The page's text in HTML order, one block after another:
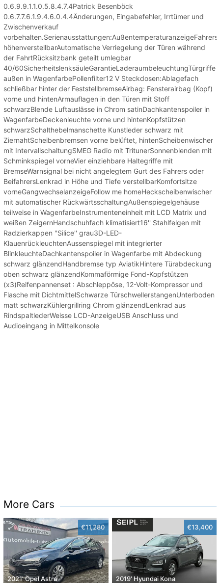
0.6.9.9.1.1.0.5.8.4.7.4Patrick Besenböck
0.6.7.7.6.1.9.4.6.0.4.4Änderungen, Eingabefehler, Irrtümer und
Zwischenverkauf
höhenverstellbarAutomatische Verriegelung der Türen während
der FahrtRücksitzbank geteilt umlegbar
40/60SicherheitslenksäuleGarantieLaderaumbeleuchtungTürgriffe
außen in WagenfarbePollenfilter12 V Steckdosen:Ablagefach
schließbar hinter der FeststellbremseAirbag: Fensterairbag (Kopf)
vorne und hintenArmauflagen in den Türen mit Stoff
schwarzBlende Luftauslässe in Chrom satinDachkantenspoiler in
WagenfarbeDeckenleuchte vorne und hintenKopfstützen
schwarzSchalthebelmanschette Kunstleder schwarz mit
ZiernahtScheibenbremsen vorne belüftet, hintenScheibenwischer
mit IntervallschaltungSMEG Radio mit TritunerSonnenblenden mit
Schminkspiegel vorneVier einziehbare Haltegriffe mit
BremseWarnsignal bei nicht angelegtem Gurt des Fahrers oder
BeifahrersLenkrad in Höhe und Tiefe verstellbarKomfortsitze
vorneGangwechselanzeigeFollow me homeHeckscheibenwischer
mit automatischer RückwärtsschaltungAußenspiegelgehäuse
teilweise in WagenfarbeInstrumenteneinheit mit LCD Matrix und
weißen ZeigernHandschuhfach klimatisiert16'' Stahlfelgen mit
Radzierkappen ''Silice'' grau3D-LED-
KlauenrückleuchtenAussenspiegel mit integrierter
BlinkleuchteDachkantenspoiler in Wagenfarbe mit Abdeckung
schwarz glänzendHandbremse typ AviatikHintere Türabdeckung
oben schwarz glänzendKommaförmige Fond-Kopfstützen
(x3)Reifenpannenset : Abschleppöse, 12-Volt-Kompressor und
Flasche mit DichtmittelSchwarze TürschwellerstangenUnterboden
matt schwarzKühlergrillring Chrom glänzendLenkrad aus
RindspaltlederWeisse LCD-AnzeigeUSB Anschluss und
Audioeingang in Mittelkonsole
More Cars
€11,280
2021' Opel Astra
€13,400
2019' Hyundai Kona